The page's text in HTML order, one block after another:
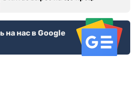
на нас в Google